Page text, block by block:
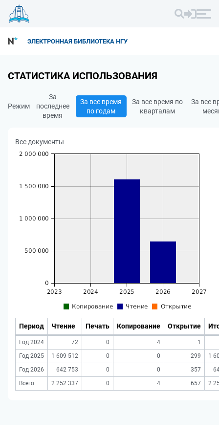
ЭЛЕКТРОННАЯ БИБЛИОТЕКА НГУ
СТАТИСТИКА ИСПОЛЬЗОВАНИЯ
Режим
За
последнее
время
За все время
по годам
За все время по
кварталам
За все
Все документы
Период Чтение Печать Копирование Открытие
Год 2024 72 0 4
1
Год 2025
1 609 512 0 0 299
1
Год 2026
642 753 0 0 357
Всего
2 252 337 0 4 657 2